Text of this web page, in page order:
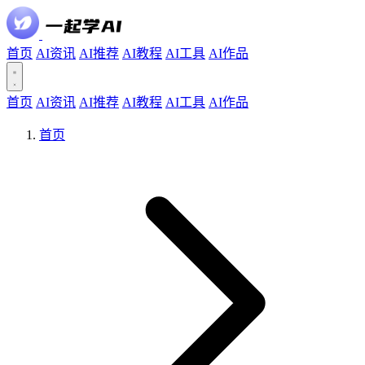
首页 AI资讯 AI推荐 AI教程 AI工具 AI作品
首页 AI资讯 AI推荐 AI教程 AI工具 AI作品
首页